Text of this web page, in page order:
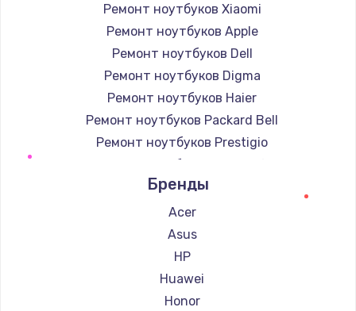
Ремонт ноутбуков Xiaomi
Ремонт ноутбуков Apple
Ремонт ноутбуков Dell
Ремонт ноутбуков Digma
Ремонт ноутбуков Haier
Ремонт ноутбуков Packard Bell
Ремонт ноутбуков Prestigio
Ремонт ноутбуков Microsoft
Ремонт ноутбуков Alienware
Ремонт ноутбуков Aquarius
Ремонт ноутбуков Gigabyte
Ремонт ноутбуков Aorus
Ремонт ноутбуков Maibenben
Ремонт ноутбуков Getac
Бренды
Acer
Asus
HP
Huawei
Honor